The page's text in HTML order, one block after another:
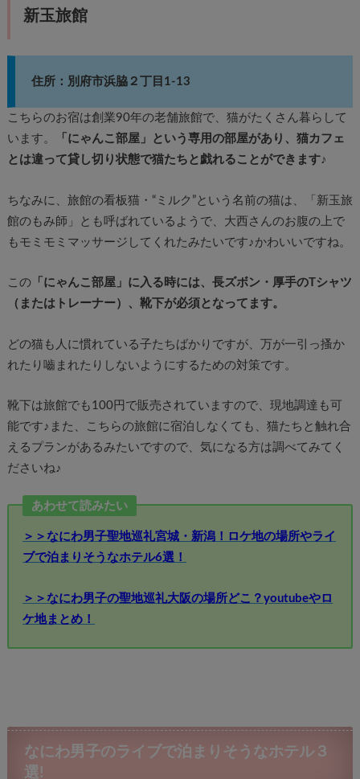
新玉旅館
住所：別府市浜脇２丁目1-13
こちらのお宿は創業90年の老舗旅館で、猫がたくさん暮らして
います。
「にゃんこ部屋」という専用の部屋があり、猫カフェ
とは違って貸し切り状態で猫たちと戯れることができます♪
ちなみに、旅館の看板猫・“ミルク”という名前の猫は、「新玉旅
館のもみ師」とも呼ばれているようで、大西さんのお腹の上で
もモミモミマッサージしてくれたみたいです♪かわいいですね。
この「にゃんこ部屋」に入る時には、長ズボン・厚手のTシャツ
（またはトレーナー）、靴下が必須となってます。
どの猫も人に慣れている子たちばかりですが、万が一引っ搔か
れたり嚙まれたりしないようにするための対策です。
靴下は旅館でも100円で販売されていますので、現地調達も可
能です♪また、こちらの旅館に宿泊しなくても、猫たちと触れ合
えるプランがあるみたいですので、気になる方は調べてみてく
ださいね♪
あわせて読みたい
＞＞なにわ男子聖地巡礼宮城・新潟！ロケ地の場所やライ
ブで泊まりそうなホテル6選！
＞＞なにわ男子の聖地巡礼大阪の場所どこ？youtubeやロ
ケ地まとめ！
なにわ男子のライブで泊まりそうなホテル３
選!